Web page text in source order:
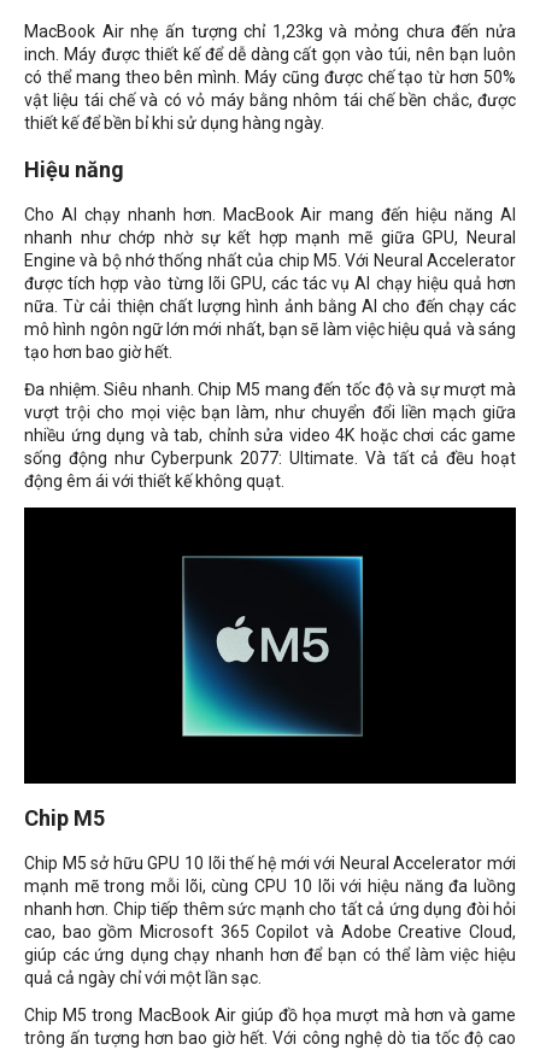
MacBook Air nhẹ ấn tượng chỉ 1,23kg và mỏng chưa đến nửa
inch. Máy được thiết kế để dễ dàng cất gọn vào túi, nên bạn luôn
có thể mang theo bên mình. Máy cũng được chế tạo từ hơn 50%
vật liệu tái chế và có vỏ máy bằng nhôm tái chế bền chắc, được
thiết kế để bền bỉ khi sử dụng hàng ngày.
Hiệu năng
Cho AI chạy nhanh hơn. MacBook Air mang đến hiệu năng AI
nhanh như chớp nhờ sự kết hợp mạnh mẽ giữa GPU, Neural
Engine và bộ nhớ thống nhất của chip M5. Với Neural Accelerator
được tích hợp vào từng lõi GPU, các tác vụ AI chạy hiệu quả hơn
nữa. Từ cải thiện chất lượng hình ảnh bằng AI cho đến chạy các
mô hình ngôn ngữ lớn mới nhất, bạn sẽ làm việc hiệu quả và sáng
tạo hơn bao giờ hết.
Đa nhiệm. Siêu nhanh. Chip M5 mang đến tốc độ và sự mượt mà
vượt trội cho mọi việc bạn làm, như chuyển đổi liền mạch giữa
nhiều ứng dụng và tab, chỉnh sửa video 4K hoặc chơi các game
sống động như Cyberpunk 2077: Ultimate. Và tất cả đều hoạt
động êm ái với thiết kế không quạt.
Chip M5
Chip M5 sở hữu GPU 10 lõi thế hệ mới với Neural Accelerator mới
mạnh mẽ trong mỗi lõi, cùng CPU 10 lõi với hiệu năng đa luồng
nhanh hơn. Chip tiếp thêm sức mạnh cho tất cả ứng dụng đòi hỏi
cao, bao gồm Microsoft 365 Copilot và Adobe Creative Cloud,
giúp các ứng dụng chạy nhanh hơn để bạn có thể làm việc hiệu
quả cả ngày chỉ với một lần sạc.
Chip M5 trong MacBook Air giúp đồ họa mượt mà hơn và game
trông ấn tượng hơn bao giờ hết. Với công nghệ dò tia tốc độ cao